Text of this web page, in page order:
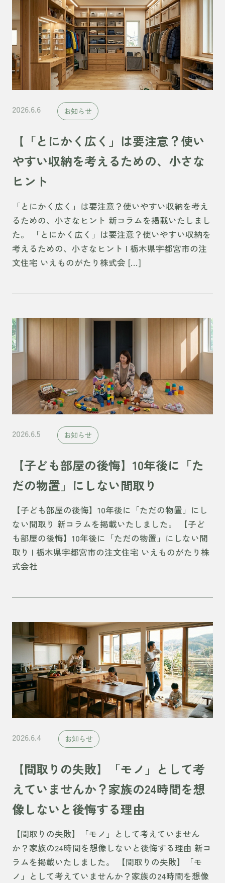
2026.6.6 お知らせ
【「とにかく広く」は要注意？使い
やすい収納を考えるための、小さな
ヒント
「とにかく広く」は要注意？使いやすい収納を考え
るための、小さなヒント 新コラムを掲載いたしまし
た。 「とにかく広く」は要注意？使いやすい収納を
考えるための、小さなヒント | 栃木県宇都宮市の注
文住宅 いえものがたり株式会 […]
2026.6.5 お知らせ
【子ども部屋の後悔】10年後に「た
だの物置」にしない間取り
【子ども部屋の後悔】10年後に「ただの物置」にし
ない間取り 新コラムを掲載いたしました。 【子ど
も部屋の後悔】10年後に「ただの物置」にしない間
取り | 栃木県宇都宮市の注文住宅 いえものがたり株
式会社
2026.6.4 お知らせ
【間取りの失敗】「モノ」として考
えていませんか？家族の24時間を想
像しないと後悔する理由
【間取りの失敗】「モノ」として考えていません
か？家族の24時間を想像しないと後悔する理由 新コ
ラムを掲載いたしました。 【間取りの失敗】「モ
ノ」として考えていませんか？家族の24時間を想像